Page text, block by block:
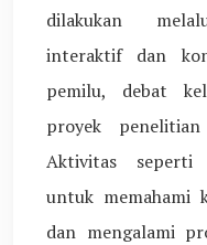
dilakukan
interaktif dan
pemilu, debat
proyek
Aktivitas seperti
untuk memahami
dan mengalami